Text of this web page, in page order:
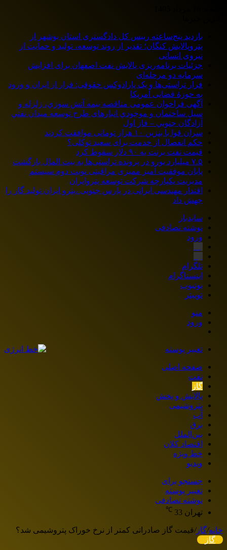
بازدید پنج‌ساعته رییس کل دادگستری استان بوشهر از
پتروپالایش کنگان؛ تقدیر از روند توسعه، تولید و حمایت از
نیروی انسانی
جزئیات برنامه‌ریزی پالایش نفت اصفهان برای افزایش
سرمایه دو مرحله‌ای
فرار تراستی‌ها و یک پارادوکس حقوقی: فرار از ایران و ورود
به حوزۀ قضایی آمریکا
آگهی فراخوان عمومی مناقصه بيمه آتش سوزي، زلزله و
سیل ساختمان و موجودي انبارهای طرح توسعه ميدان نفتي
آزادگان جنوبي – فاز اول
سران قوا با بنزین ۱۰ هزار تومانی موافقت کردند
حکم انفصال از خدمت برای سعید توکلی؟
قیمت نفت برنت به ۹۰ دلار سقوط کرد
۷.۵ میلیارد یورو در پرونده تراستی‌ها به بیت المال بازگشت
پایان موفقیت آمیز ممیزی مراقبتی نوبت دوم سیستم
مدیریت یکپارچه شرکت توسعه پتروایران
اقتدار مهندسی ایرانی در پارس جنوبی ،پترو ایران تولید گاز را
جهش داد
سایدبار
نوشته تصادفی
ورود
تلگرام
اینستاگرام
یوتیوب
توییتر
منو
ورود
تغییر پوسته
صفحه اصلی
نفت
گاز
پالایش و پخش
پتروشیمی
آب
برق
بین‌الملل
اقتصاد کلان
خط ویژه
ویدیو
جستجو برای
تغییر پوسته
نوشته تصادفی
تهران 33
℃
خانه/گاز/قیمت گاز صادراتی کمتر از نرخ خوراک پتروشیمی شد؟
گاز